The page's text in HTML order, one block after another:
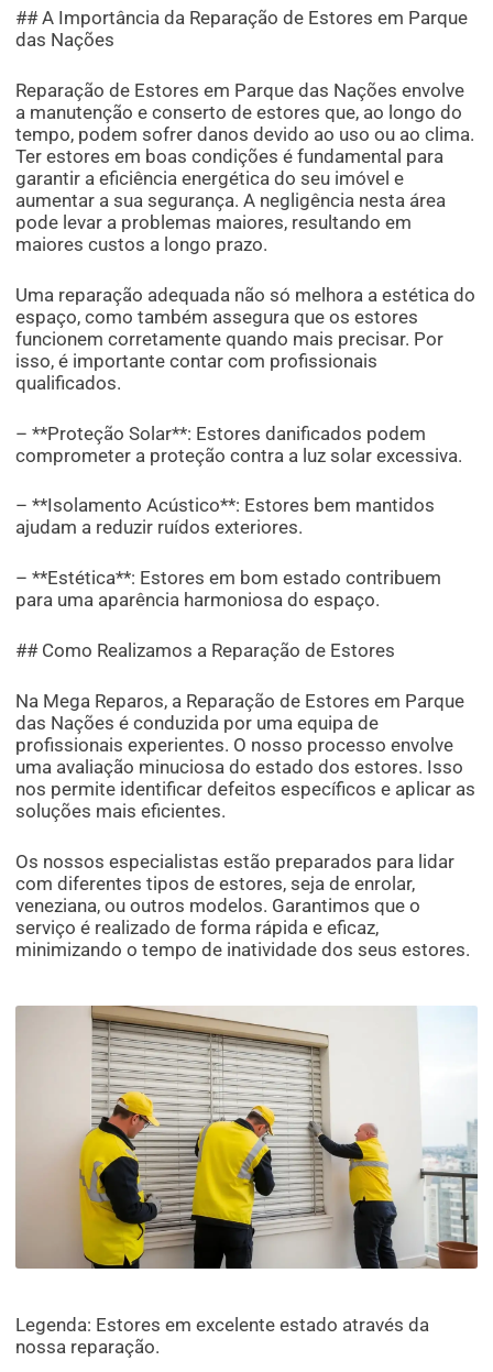
## A Importância da Reparação de Estores em Parque
das Nações
Reparação de Estores em Parque das Nações envolve
a manutenção e conserto de estores que, ao longo do
tempo, podem sofrer danos devido ao uso ou ao clima.
Ter estores em boas condições é fundamental para
garantir a eficiência energética do seu imóvel e
aumentar a sua segurança. A negligência nesta área
pode levar a problemas maiores, resultando em
maiores custos a longo prazo.
Uma reparação adequada não só melhora a estética do
espaço, como também assegura que os estores
funcionem corretamente quando mais precisar. Por
isso, é importante contar com profissionais
qualificados.
– **Proteção Solar**: Estores danificados podem
comprometer a proteção contra a luz solar excessiva.
– **Isolamento Acústico**: Estores bem mantidos
ajudam a reduzir ruídos exteriores.
– **Estética**: Estores em bom estado contribuem
para uma aparência harmoniosa do espaço.
## Como Realizamos a Reparação de Estores
Na Mega Reparos, a Reparação de Estores em Parque
das Nações é conduzida por uma equipa de
profissionais experientes. O nosso processo envolve
uma avaliação minuciosa do estado dos estores. Isso
nos permite identificar defeitos específicos e aplicar as
soluções mais eficientes.
Os nossos especialistas estão preparados para lidar
com diferentes tipos de estores, seja de enrolar,
veneziana, ou outros modelos. Garantimos que o
serviço é realizado de forma rápida e eficaz,
minimizando o tempo de inatividade dos seus estores.
Legenda: Estores em excelente estado através da
nossa reparação.